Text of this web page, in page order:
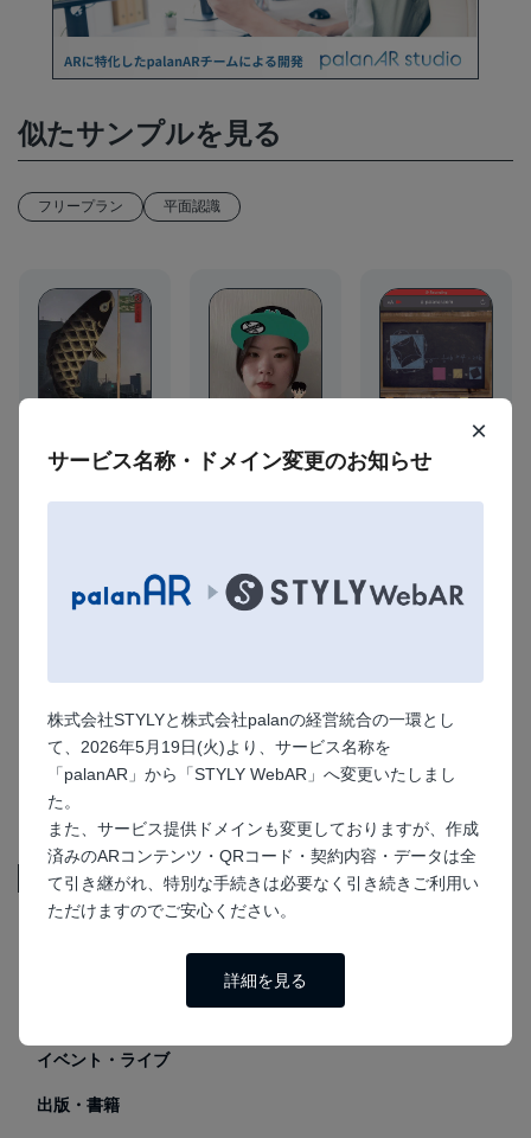
×
サービス名称・ドメイン変更のお知らせ
株式会社STYLYと株式会社palanの経営統合の一環とし
て、2026年5月19日(火)より、サービス名称を
「palanAR」から「STYLY WebAR」へ変更いたしまし
た。
また、サービス提供ドメインも変更しておりますが、作成
済みのARコンテンツ・QRコード・契約内容・データは全
て引き継がれ、特別な手続きは必要なく引き続きご利用い
ただけますのでご安心ください。
詳細を見る
似たサンプルを見る
フリープラン 平面認識
ARフォトフレー
キャラクター
【画像認識AR】ピ
タゴラスの証明AR
サンプル一覧に戻る
用途
販促
イベント・ライブ
出版・書籍